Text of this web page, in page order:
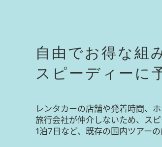
自由でお得な組
スピーディーに
レンタカーの店舗や発着時間、
旅行会社が仲介しないため、ス
1泊7日など、既存の国内ツアー